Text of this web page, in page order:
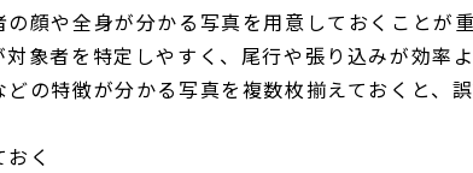
顔や全身が分かる写真を用意しておくことが重
象者を特定しやすく、尾行や張り込みが効率よ
の特徴が分かる写真を複数枚揃えておくと、
く